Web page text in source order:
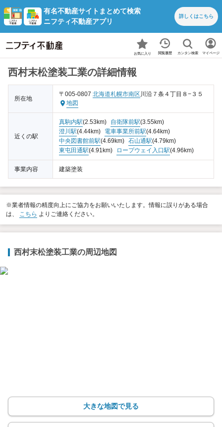
有名不動産サイトまとめて検索
ニフティ不動産アプリ
詳しくはこちら
お気に入り 閲覧履歴 カンタン検索 マイページ
西村末松塗装工業の詳細情報
所在地
〒005-0807 北海道札幌市南区 川沿７条４丁目８−３５
地図
近くの駅
真駒内駅(2.53km) 自衛隊前駅(3.55km)
澄川駅(4.44km) 電車事業所前駅(4.64km)
中央図書館前駅(4.69km) 石山通駅(4.79km)
東屯田通駅(4.91km) ロープウェイ入口駅(4.96km)
事業内容 建築塗装
※業者情報の精度向上にご協力をお願いいたします。情報に誤りがある場合
は、 こちら よりご連絡ください。
西村末松塗装工業の周辺地図
大きな地図で見る